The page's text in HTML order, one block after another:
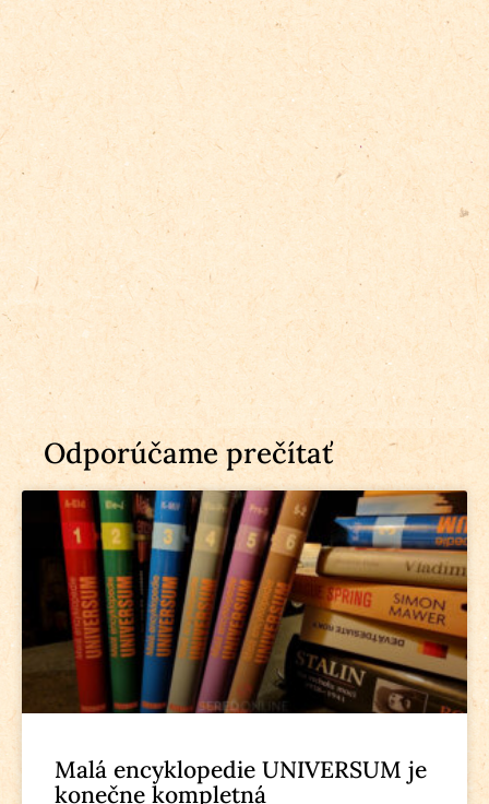
Odporúčame prečítať
Malá encyklopedie UNIVERSUM je
konečne kompletná